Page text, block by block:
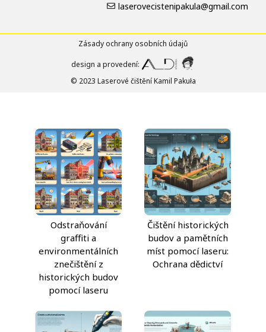
laserovecistenipakula@gmail.com
© 2023 Laserové čištění Kamil Pakuła
Zásady ochrany osobních údajů
design a provedení:
Odstraňování
graffiti a
environmentálních
znečištění z
historických budov
pomocí laseru
Čištění historických
budov a pamětních
míst pomocí laseru:
Ochrana dědictví